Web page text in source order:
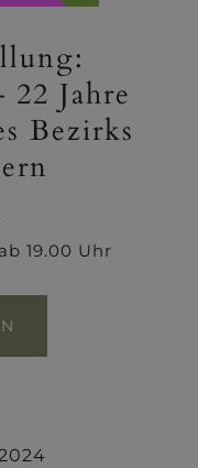
Jahre
Bezirks
19.00 Uhr